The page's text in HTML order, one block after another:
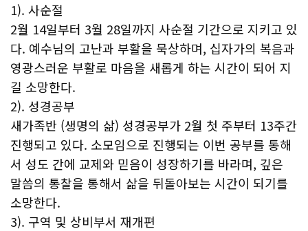
1). 사순절
2월 14일부터 3월 28일까지 사순절 기간으로 지키고 있
다. 예수님의 고난과 부활을 묵상하며, 십자가의 복음과
영광스러운 부활로 마음을 새롭게 하는 시간이 되어 지
길 소망한다.
2). 성경공부
새가족반 (생명의 삶) 성경공부가 2월 첫 주부터 13주간
진행되고 있다. 소모임으로 진행되는 이번 공부를 통해
서 성도 간에 교제와 믿음이 성장하기를 바라며, 깊은
말씀의 통찰을 통해서 삶을 뒤돌아보는 시간이 되기를
소망한다.
3). 구역 및 상비부서 재개편